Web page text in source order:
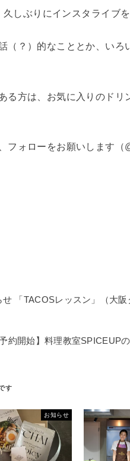
しぶりにインスタライブを
（？）的なこととか、い
る方は、お気に入りのドリ
フォローをお願いします（
「TACOSレッスン」（大阪
予約開始】料理教室SPICEUP
お知らせ